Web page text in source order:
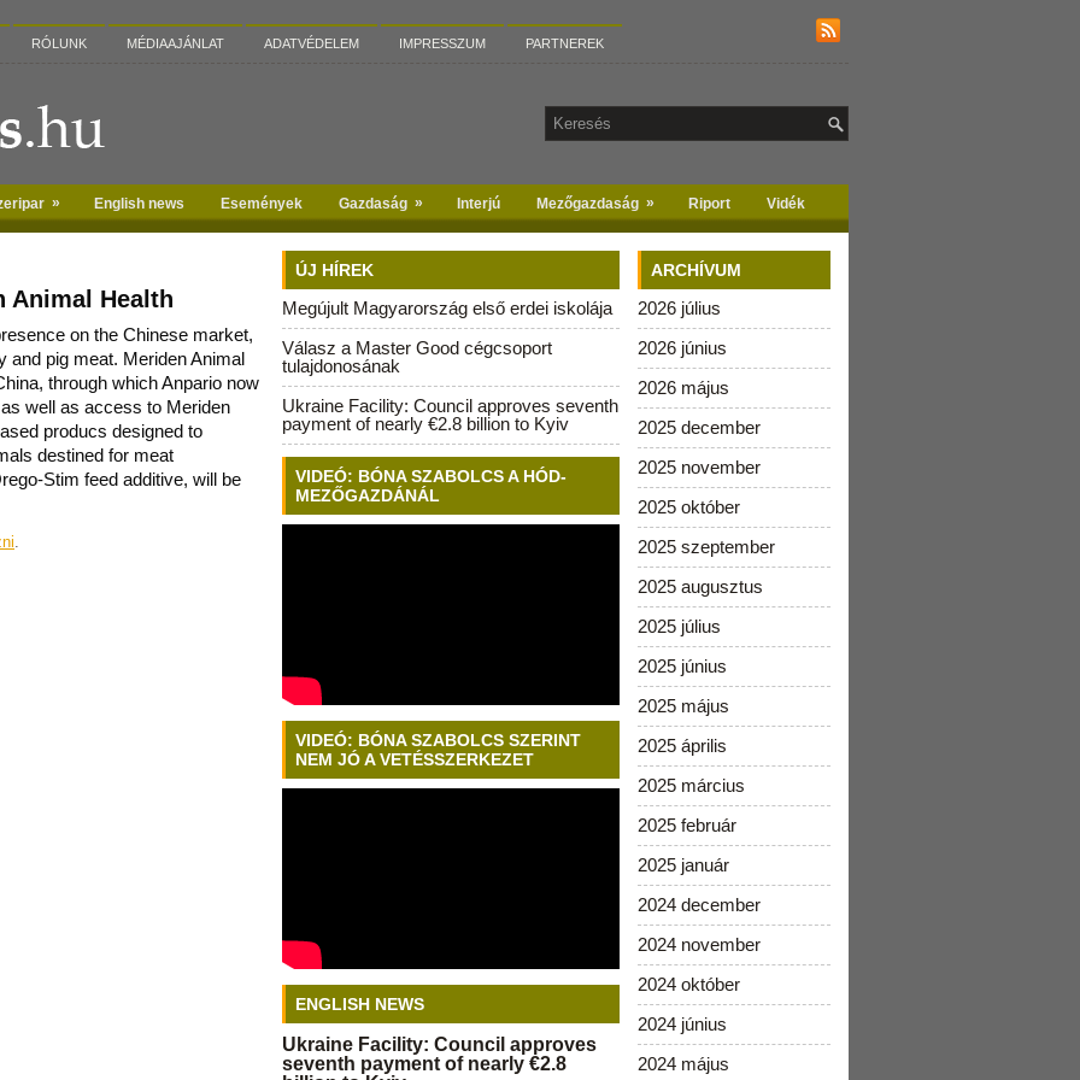
RÓLUNK MÉDIAAJÁNLAT ADATVÉDELEM IMPRESSZUM PARTNEREK
» English news Események Gazdaság » Interjú Mezőgazdaság » Riport Vidék
Animal Health
on the Chinese market,
and pig meat. Meriden Animal
through which Anpario now
well as access to Meriden
producs designed to
destined for meat
Stim feed additive, will be
.
ÚJ HÍREK
Megújult Magyarország első erdei iskolája
Válasz a Master Good cégcsoport
tulajdonosának
Ukraine Facility: Council approves seventh
payment of nearly €2.8 billion to Kyiv
VIDEÓ: BÓNA SZABOLCS A HÓD-
MEZŐGAZDÁNÁL
VIDEÓ: BÓNA SZABOLCS SZERINT
NEM JÓ A VETÉSSZERKEZET
ENGLISH NEWS
Ukraine Facility: Council approves
seventh payment of nearly €2.8
ARCHÍVUM
2026 július
2026 június
2026 május
2025 december
2025 november
2025 október
2025 szeptember
2025 augusztus
2025 július
2025 június
2025 május
2025 április
2025 március
2025 február
2025 január
2024 december
2024 november
2024 október
2024 június
2024 május